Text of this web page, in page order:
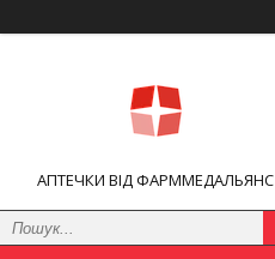
АПТЕЧКИ ВІД ФАРММЕДАЛЬЯНС